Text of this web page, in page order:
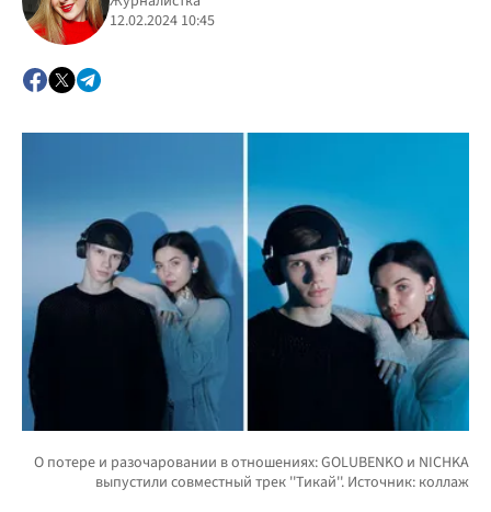
12.02.2024 10:45